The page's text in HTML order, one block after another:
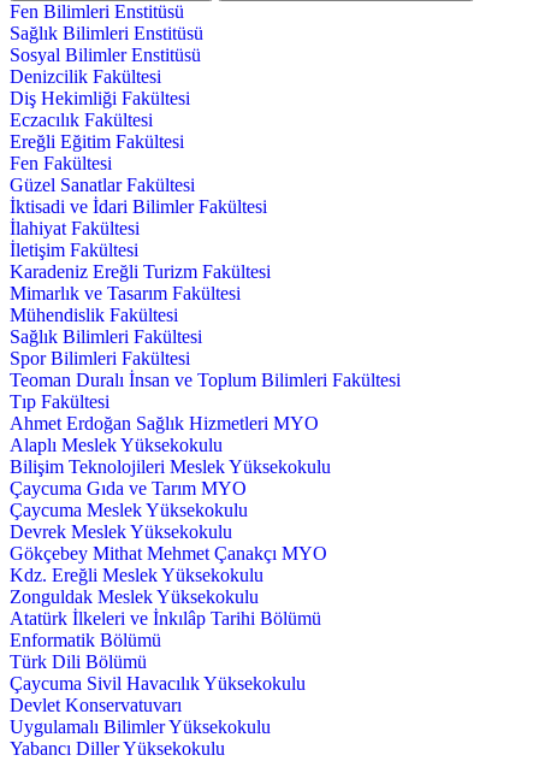
Fen Bilimleri Enstitüsü
Sağlık Bilimleri Enstitüsü
Sosyal Bilimler Enstitüsü
Denizcilik Fakültesi
Diş Hekimliği Fakültesi
Eczacılık Fakültesi
Ereğli Eğitim Fakültesi
Fen Fakültesi
Güzel Sanatlar Fakültesi
İktisadi ve İdari Bilimler Fakültesi
İlahiyat Fakültesi
İletişim Fakültesi
Karadeniz Ereğli Turizm Fakültesi
Mimarlık ve Tasarım Fakültesi
Mühendislik Fakültesi
Sağlık Bilimleri Fakültesi
Spor Bilimleri Fakültesi
Teoman Duralı İnsan ve Toplum Bilimleri Fakültesi
Tıp Fakültesi
Ahmet Erdoğan Sağlık Hizmetleri MYO
Alaplı Meslek Yüksekokulu
Bilişim Teknolojileri Meslek Yüksekokulu
Çaycuma Gıda ve Tarım MYO
Çaycuma Meslek Yüksekokulu
Devrek Meslek Yüksekokulu
Gökçebey Mithat Mehmet Çanakçı MYO
Kdz. Ereğli Meslek Yüksekokulu
Zonguldak Meslek Yüksekokulu
Atatürk İlkeleri ve İnkılâp Tarihi Bölümü
Enformatik Bölümü
Türk Dili Bölümü
Çaycuma Sivil Havacılık Yüksekokulu
Devlet Konservatuvarı
Uygulamalı Bilimler Yüksekokulu
Yabancı Diller Yüksekokulu